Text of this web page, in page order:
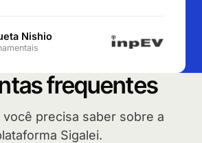
Nishio
frequentes
precisa saber sobre a
Sigalei.